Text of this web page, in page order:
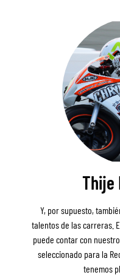
Thije
Y, por supuesto,
talentos de las carreras.
puede contar con
seleccionado para la
tenemos